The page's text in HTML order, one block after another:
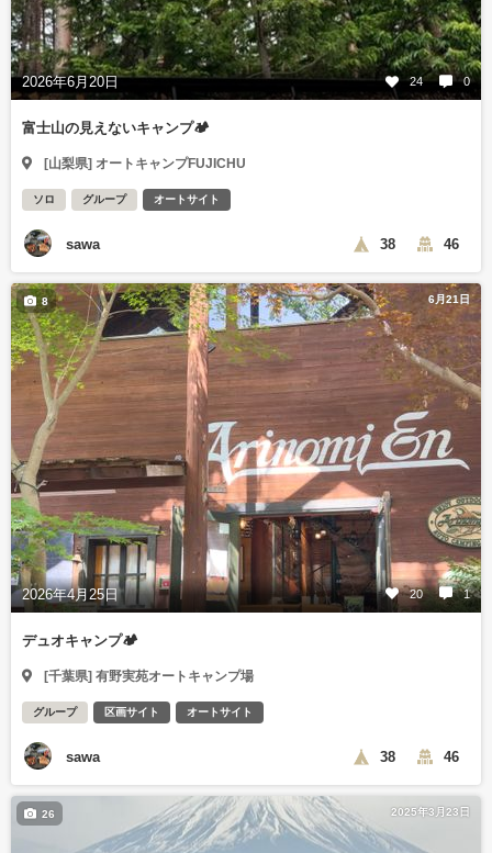
2026年6月20日 24 0
富士山の見えないキャンプ🏕️
[山梨県] オートキャンプFUJICHU
ソロ グループ オートサイト
sawa 38 46
6月21日
2026年4月25日 20 1
8
デュオキャンプ🏕️
[千葉県] 有野実苑オートキャンプ場
グループ 区画サイト オートサイト
sawa 38 46
2025年3月23日
26